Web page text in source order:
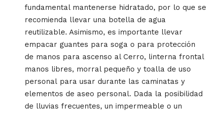
fundamental mantenerse hidratado, por lo que se
recomienda llevar una botella de agua
reutilizable. Asimismo, es importante llevar
empacar guantes para soga o para protección
de manos para ascenso al Cerro, linterna frontal
manos libres, morral pequeño y toalla de uso
personal para usar durante las caminatas y
elementos de aseo personal. Dada la posibilidad
de lluvias frecuentes, un impermeable o un